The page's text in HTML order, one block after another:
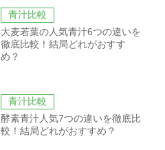
青汁比較
大麦若葉の人気青汁6つの違いを
徹底比較！結局どれがおすす
め？
青汁比較
酵素青汁人気7つの違いを徹底比
較！結局どれがおすすめ？